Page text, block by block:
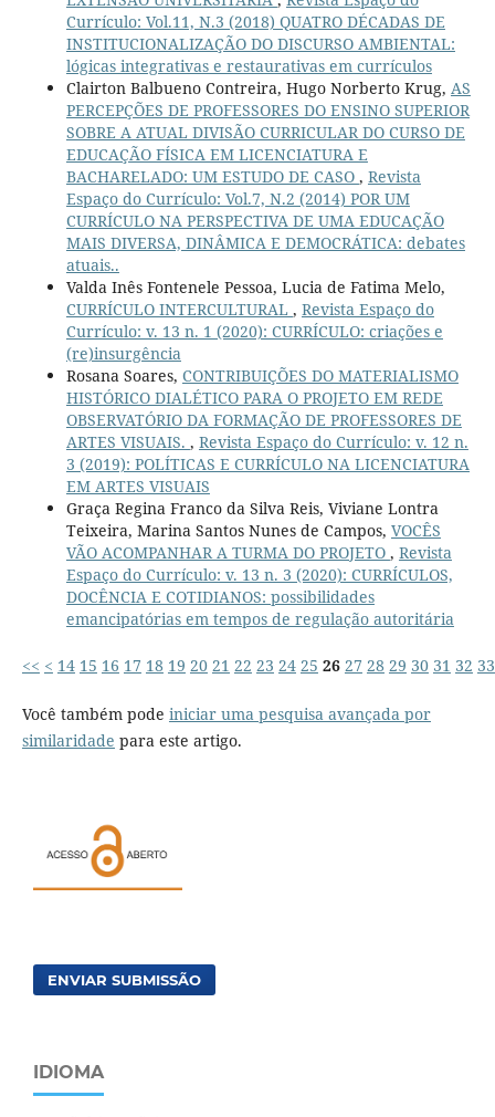
Currículo: Vol.11, N.3 (2018) QUATRO DÉCADAS DE
INSTITUCIONALIZAÇÃO DO DISCURSO AMBIENTAL:
lógicas integrativas e restaurativas em currículos
Clairton Balbueno Contreira, Hugo Norberto Krug, AS
PERCEPÇÕES DE PROFESSORES DO ENSINO SUPERIOR
SOBRE A ATUAL DIVISÃO CURRICULAR DO CURSO DE
EDUCAÇÃO FÍSICA EM LICENCIATURA E
BACHARELADO: UM ESTUDO DE CASO , Revista
Espaço do Currículo: Vol.7, N.2 (2014) POR UM
CURRÍCULO NA PERSPECTIVA DE UMA EDUCAÇÃO
MAIS DIVERSA, DINÂMICA E DEMOCRÁTICA: debates
atuais..
Valda Inês Fontenele Pessoa, Lucia de Fatima Melo,
CURRÍCULO INTERCULTURAL , Revista Espaço do
Currículo: v. 13 n. 1 (2020): CURRÍCULO: criações e
(re)insurgência
Rosana Soares, CONTRIBUIÇÕES DO MATERIALISMO
HISTÓRICO DIALÉTICO PARA O PROJETO EM REDE
OBSERVATÓRIO DA FORMAÇÃO DE PROFESSORES DE
ARTES VISUAIS. , Revista Espaço do Currículo: v. 12 n.
3 (2019): POLÍTICAS E CURRÍCULO NA LICENCIATURA
EM ARTES VISUAIS
Graça Regina Franco da Silva Reis, Viviane Lontra
Teixeira, Marina Santos Nunes de Campos, VOCÊS
VÃO ACOMPANHAR A TURMA DO PROJETO , Revista
Espaço do Currículo: v. 13 n. 3 (2020): CURRÍCULOS,
DOCÊNCIA E COTIDIANOS: possibilidades
emancipatórias em tempos de regulação autoritária
<< < 14 15 16 17 18 19 20 21 22 23 24 25 26 27 28 29 30 31 32 33
Você também pode iniciar uma pesquisa avançada por
similaridade para este artigo.
ENVIAR SUBMISSÃO
IDIOMA